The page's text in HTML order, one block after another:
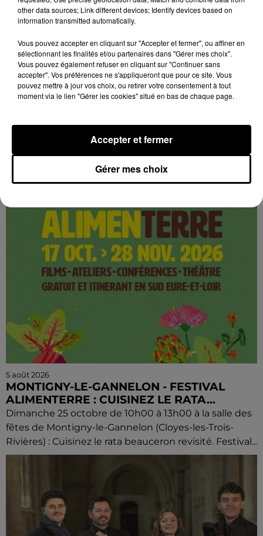
5 août 2026
LANGEY - FESTIVAL ALIMENTERRE :
fêtes de Langey (Vald'Yerre) : Cuisinez le monde avec
5 août 2026
MONTIGNY-LE-GANNELON - FESTIVAL
ALIMENTERRE : CUISINEZ LE RATA...
Dimanche 25 octobre de 10h00 à 13h00 à la salle des
fêtes de Montigny-le-Gannelon (Cloyes-les-Trois-
Rivières) : Cuisinez le rata beauceron revisité. Festival...
other data sources; Link different devices; Identify devices based on
information transmitted automatically.
Vous pouvez accepter en cliquant sur "Accepter et fermer", ou affiner en
sélectionnant les finalités et/ou partenaires dans "Gérer mes choix".
Vous pouvez également refuser en cliquant sur "Continuer sans
accepter". Vos préférences ne s'appliqueront que pour ce site. Vous
pouvez mettre à jour vos choix, ou retirer votre consentement à tout
moment via le lien "Gérer les cookies" situé en bas de chaque page.
Gérer mes choix
Accepter et fermer